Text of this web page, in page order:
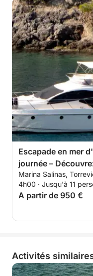
Escapade en mer
journée –
depuis Torrevieja
Marina Salinas,
4h00 · Jusqu'à 11
A partir de 950 €
Activités